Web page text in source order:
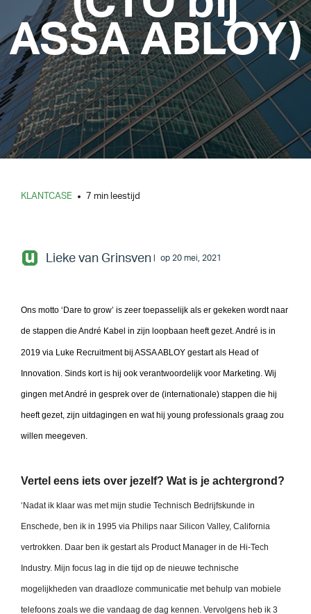
ASSA ABLOY)
KLANTCASE 7 min leestijd
Lieke van Grinsven op 20 mei, 2021
Ons motto ‘Dare to grow’ is zeer toepasselijk als er gekeken wordt naar
de stappen die André Kabel in zijn loopbaan heeft gezet.André is in
2019 via Luke Recruitment bij ASSA ABLOY gestart als Head of
Innovation. Sinds kort is hij ook verantwoordelijk voor Marketing. Wij
gingen met André in gesprek over de (internationale) stappen die hij
heeft gezet, zijn uitdagingen en wat hij young professionals graag zou
willen meegeven.
Vertel eens iets over jezelf? Wat is je achtergrond?
‘Nadat ik klaar was met mijn studie Technisch Bedrijfskunde in
Enschede, ben ik in 1995 via Philips naar Silicon Valley, California
vertrokken. Daar ben ik gestart als Product Manager in de Hi-Tech
Industry. Mijn focus lag in die tijd op de nieuwe technische
mogelijkheden van draadloze communicatie met behulp van mobiele
telefoons zoals we die vandaag de dag kennen. Vervolgens heb ik 3